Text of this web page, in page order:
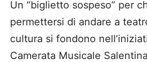
Un “biglietto sospeso” per
permettersi di andare a
cultura si fondono
Camerata Musicale